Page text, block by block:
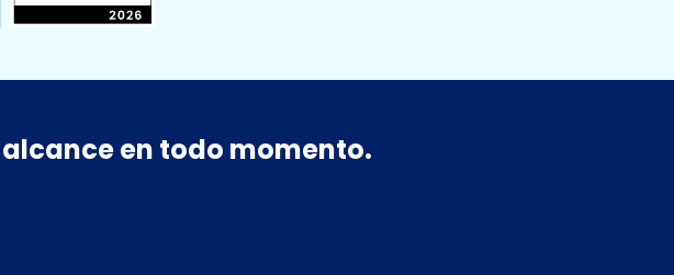
en todo momento.